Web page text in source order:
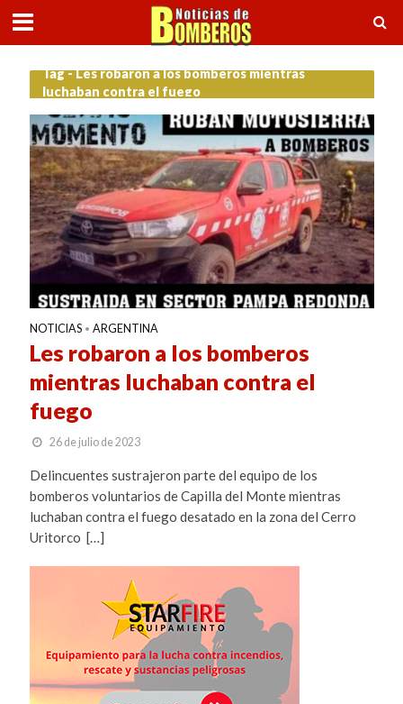
Tag - Les robaron a los bomberos mientras
luchaban contra el fuego
NOTICIAS • ARGENTINA
Les robaron a los bomberos
mientras luchaban contra el
fuego
26 de julio de 2023
Delincuentes sustrajeron parte del equipo de los
bomberos voluntarios de Capilla del Monte mientras
luchaban contra el fuego desatado en la zona del Cerro
Uritorco […]